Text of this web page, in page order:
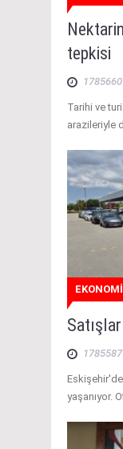
tepkisi
Tarihi ve
arazileriyle
EKONOMİ
yaşanıyor.